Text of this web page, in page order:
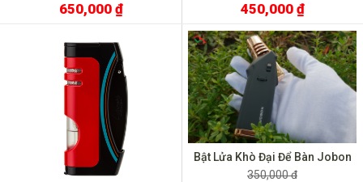
650,000 ₫ 450,000 ₫
Bật Lửa Khò Đại Để Bàn Jobon
ZB583
350,000 đ